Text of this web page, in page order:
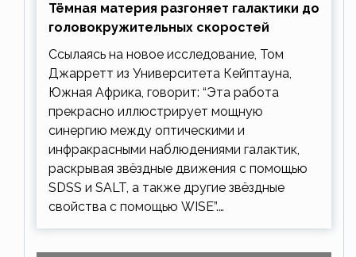
Тёмная материя разгоняет галактики до
головокружительных скоростей
Ссылаясь на новое исследование, Том
Джарретт из Университета Кейптауна,
Южная Африка, говорит: “Эта работа
прекрасно иллюстрирует мощную
синергию между оптическими и
инфракрасными наблюдениями галактик,
раскрывая звёздные движения с помощью
SDSS и SALT, а также другие звёздные
свойства с помощью WISE”.…